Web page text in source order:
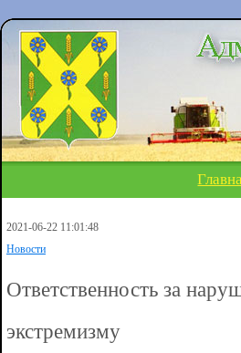
2021-06-22 11:01:48
Новости
Ответственность за
экстремизму